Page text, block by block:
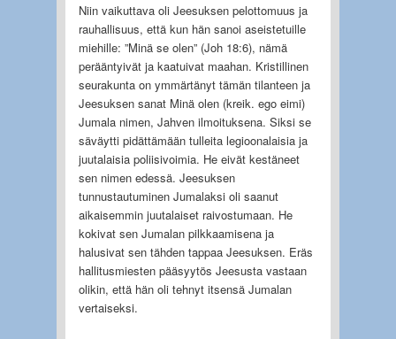
Niin vaikuttava oli Jeesuksen pelottomuus ja
rauhallisuus, että kun hän sanoi aseistetuille
miehille: ”Minä se olen” (Joh 18:6), nämä
perääntyivät ja kaatuivat maahan. Kristillinen
seurakunta on ymmärtänyt tämän tilanteen ja
Jeesuksen sanat Minä olen (kreik. ego eimi)
Jumala nimen, Jahven ilmoituksena. Siksi se
säväytti pidättämään tulleita legioonalaisia ja
juutalaisia poliisivoimia. He eivät kestäneet
sen nimen edessä. Jeesuksen
tunnustautuminen Jumalaksi oli saanut
aikaisemmin juutalaiset raivostumaan. He
kokivat sen Jumalan pilkkaamisena ja
halusivat sen tähden tappaa Jeesuksen. Eräs
hallitusmiesten pääsyytös Jeesusta vastaan
olikin, että hän oli tehnyt itsensä Jumalan
vertaiseksi.